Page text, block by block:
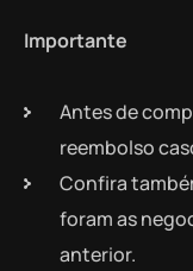
Importante
Antes de
reembolso
Confira
foram as
anterior.